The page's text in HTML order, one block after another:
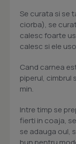
Se curata si se
ciorba), se
calesc foarte
calesc si ele
Cand carnea
piperul, cimbrul
min.
Intre timp se
fierti in coaja,
se adauga oul,